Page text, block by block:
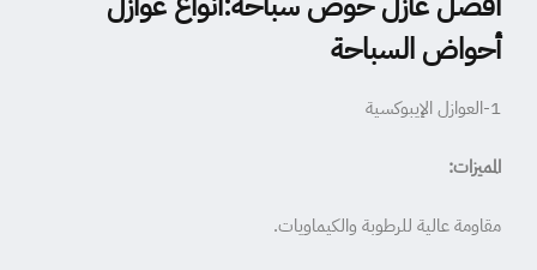
أحواض السباحة
1-العوازل الإيبوكسية
المميزات:
مقاومة عالية للرطوبة والكيماويات.